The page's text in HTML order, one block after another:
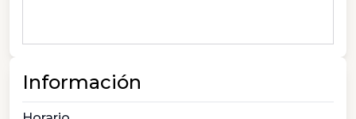
Información